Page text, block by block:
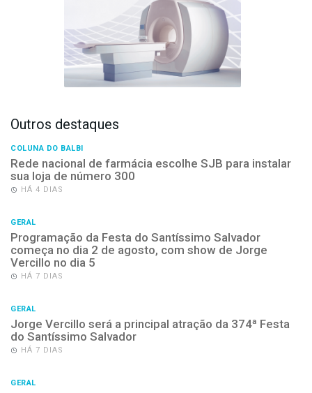
Outros destaques
COLUNA DO BALBI
Rede nacional de farmácia escolhe SJB para instalar
sua loja de número 300
HÁ 4 DIAS
GERAL
Programação da Festa do Santíssimo Salvador
começa no dia 2 de agosto, com show de Jorge
Vercillo no dia 5
HÁ 7 DIAS
GERAL
Jorge Vercillo será a principal atração da 374ª Festa
do Santíssimo Salvador
HÁ 7 DIAS
GERAL